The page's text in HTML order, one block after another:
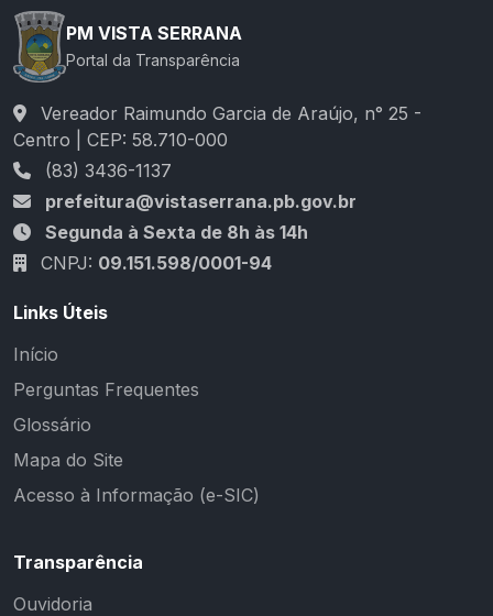
PM VISTA SERRANA
Portal da Transparência
Vereador Raimundo Garcia de Araújo, n° 25 -
Centro | CEP: 58.710-000
(83) 3436-1137
prefeitura@vistaserrana.pb.gov.br
Segunda à Sexta de 8h às 14h
CNPJ: 09.151.598/0001-94
Links Úteis
Início
Perguntas Frequentes
Glossário
Mapa do Site
Acesso à Informação (e-SIC)
Transparência
Ouvidoria